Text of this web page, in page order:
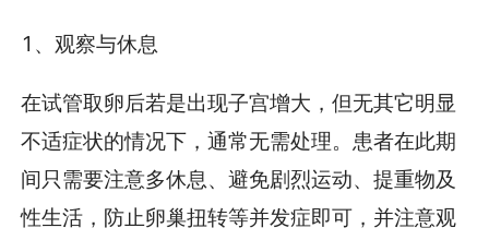
1、观察与休息
在试管取卵后若是出现子宫增大，但无其它明显
不适症状的情况下，通常无需处理。患者在此期
间只需要注意多休息、避免剧烈运动、提重物及
性生活，防止卵巢扭转等并发症即可，并注意观